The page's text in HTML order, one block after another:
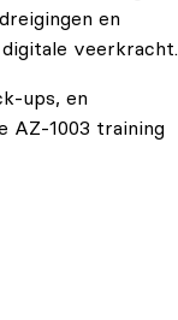
en
digitale veerkracht.
ups, en
AZ-1003 training
Deze